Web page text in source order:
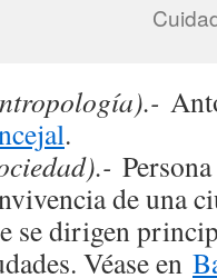
.
de una
se dirigen
Véase en